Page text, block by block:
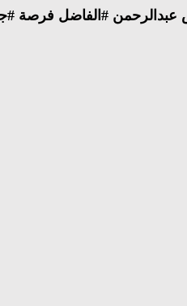
عبدالرحمن #الفاضل فرصة